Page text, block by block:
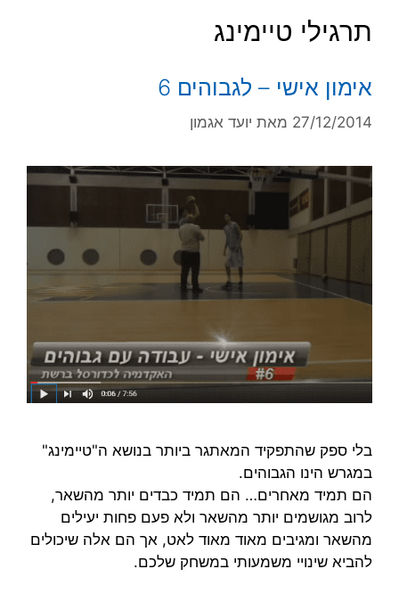
תרגילי טיימינג
אימון אישי – לגבוהים 6
27/12/2014 מאת יועד אגמון
בלי ספק שהתפקיד המאתגר ביותר בנושא ה"טיימינג"
במגרש הינו הגבוהים.
הם תמיד מאחרים… הם תמיד כבדים יותר מהשאר,
לרוב מגושמים יותר מהשאר ולא פעם פחות יעילים
מהשאר ומגיבים מאוד מאוד לאט, אך הם אלה שיכולים
להביא שינויי משמעותי במשחק שלכם.